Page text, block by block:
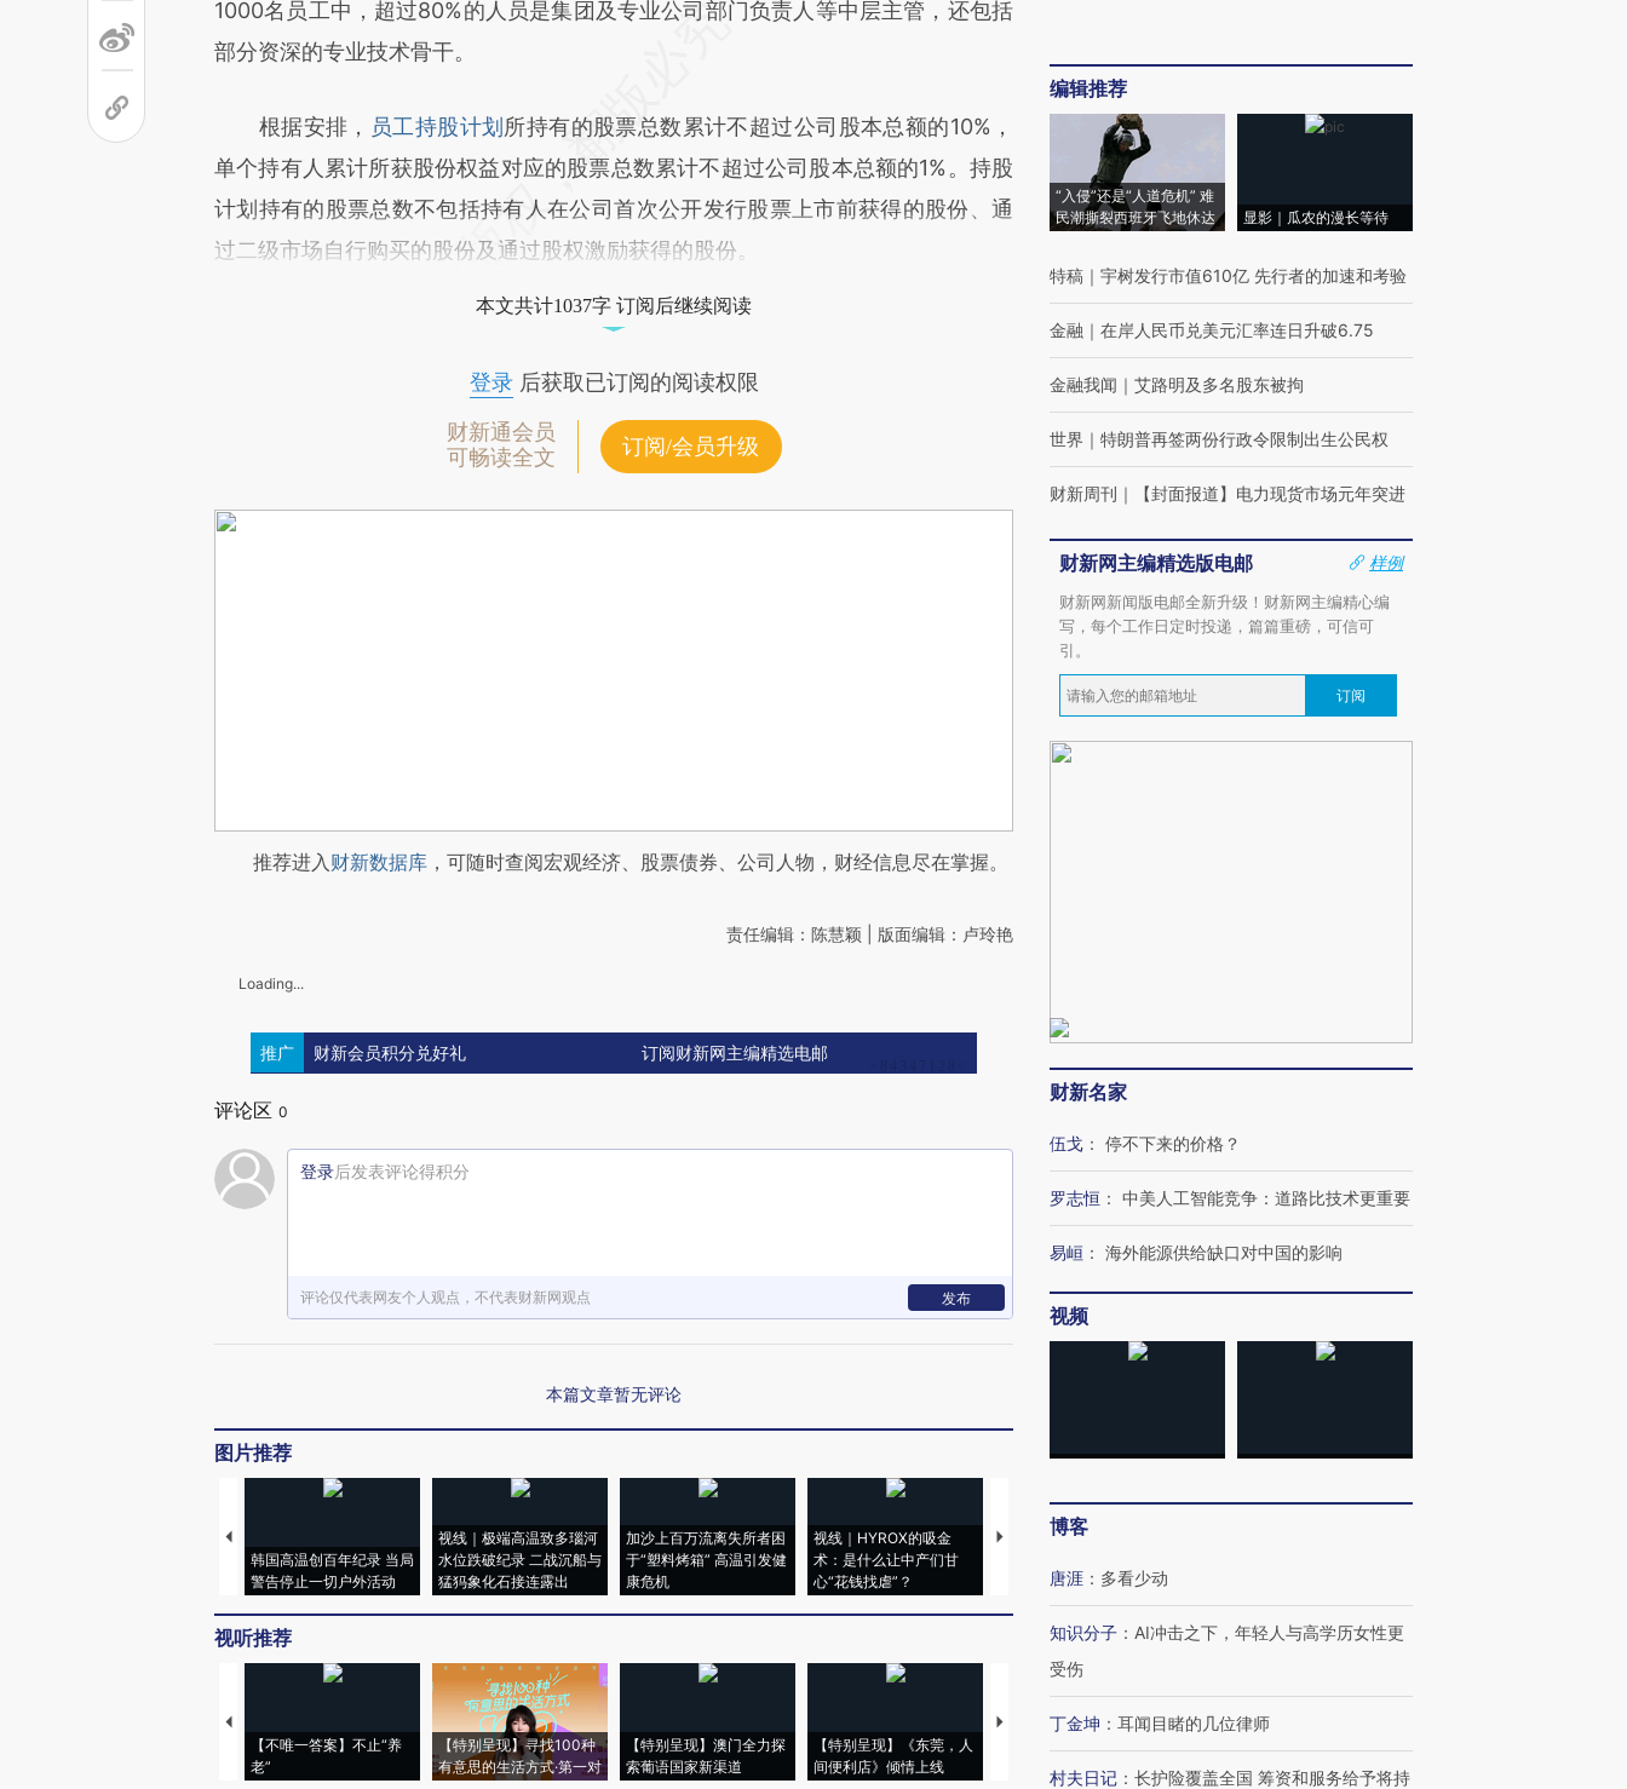
1000名员工中，超过80%的人员是集团及专业公司部门负责人等中层主管，还包括
部分资深的专业技术骨干。
根据安排， 员工持股计划 所持有的股票总数累计不超过公司股本总额的10%，
单个持有人累计所获股份权益对应的股票总数累计不超过公司股本总额的1%。持股
计划持有的股票总数不包括持有人在公司首次公开发行股票上市前获得的股份、通
过二级市场自行购买的股份及通过股权激励获得的股份。
本文共计1037字 订阅后继续阅读
登录后获取已订阅的阅读权限
财新通会员
可畅读全文
订阅/会员升级
推荐进入财新数据库 ，可随时查阅宏观经济、股票债券、公司人物，财经信息尽在掌握。
责任编辑：陈慧颖 | 版面编辑：卢玲艳
Loading...
推广 财新会员积分兑好礼 订阅财新网主编精选电邮
评论区 0
登录后发表评论得积分
评论仅代表网友个人观点，不代表财新网观点 发布
本篇文章暂无评论
图片推荐
韩国高温创百年纪录 当局
警告停止一切户外活动
视线｜极端高温致多瑙河
水位跌破纪录 二战沉船与
猛犸象化石接连露出
加沙上百万流离失所者困
于“塑料烤箱” 高温引发健
康危机
视线｜HYROX的吸金
术：是什么让中产们甘
心“花钱找虐”？
马航飞行员跨国走私7万
视听推荐
【不唯一答案】不止“养
老”
【特别呈现】寻找100种
有意思的生活方式·第一对
【特别呈现】澳门全力探
索葡语国家新渠道
【特别呈现】《东莞，人
间便利店》倾情上线
【推广】走进第四届链博
有意思的生活方式·第三对
住三大增长引擎是什么？
编辑推荐
“入侵”还是“人道危机” 难
民潮撕裂西班牙飞地休达
显影｜瓜农的漫长等待
特稿 ｜ 宇树发行市值610亿 先行者的加速和考验
金融 ｜ 在岸人民币兑美元汇率连日升破6.75
金融我闻 ｜ 艾路明及多名股东被拘
世界 ｜ 特朗普再签两份行政令限制出生公民权
财新周刊 ｜ 【封面报道】电力现货市场元年突进
财新网主编精选版电邮
样例
财新网新闻版电邮全新升级！财新网主编精心编
写，每个工作日定时投递，篇篇重磅，可信可
引。
订阅
财新名家
伍戈 ： 停不下来的价格？
罗志恒 ： 中美人工智能竞争：道路比技术更重要
易峘 ： 海外能源供给缺口对中国的影响
视频
博客
唐涯 ： 多看少动
知识分子 ： AI冲击之下，年轻人与高学历女性更
受伤
丁金坤 ： 耳闻目睹的几位律师
村夫日记 ： 长护险覆盖全国 筹资和服务给予将持